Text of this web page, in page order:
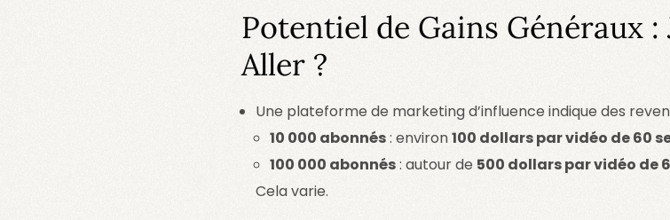
Potentiel de Gains Généraux :
Aller ?
Une plateforme de marketing d’influence indique des
10 000 abonnés: environ100 dollars par vidéo de 60
100 000 abonnés: autour de 500 dollars par vidéo de
Cela varie.